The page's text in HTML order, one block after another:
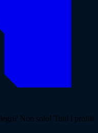
Non solo! Tutti i profili